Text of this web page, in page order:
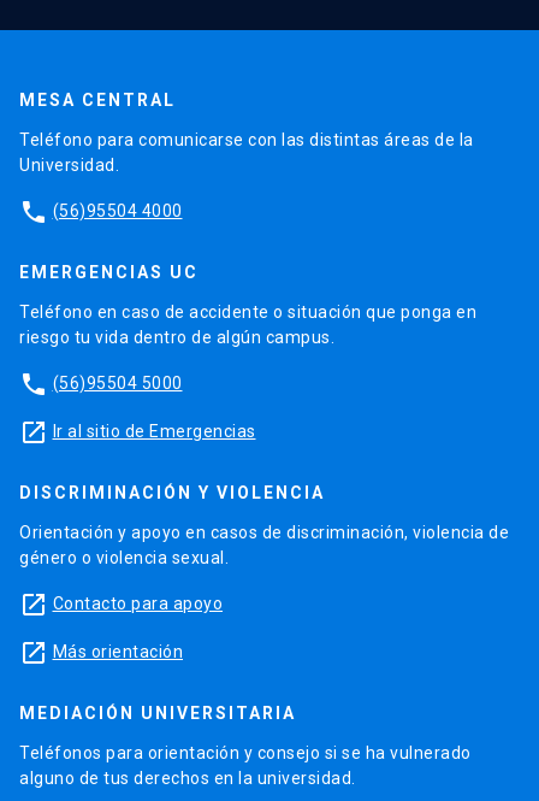
MESA CENTRAL
Teléfono para comunicarse con las distintas áreas de la
Universidad.
phone (56)95504 4000
EMERGENCIAS UC
Teléfono en caso de accidente o situación que ponga en
riesgo tu vida dentro de algún campus.
phone (56)95504 5000
launch Ir al sitio de Emergencias
DISCRIMINACIÓN Y VIOLENCIA
Orientación y apoyo en casos de discriminación, violencia de
género o violencia sexual.
launch Contacto para apoyo
launch Más orientación
MEDIACIÓN UNIVERSITARIA
Teléfonos para orientación y consejo si se ha vulnerado
alguno de tus derechos en la universidad.